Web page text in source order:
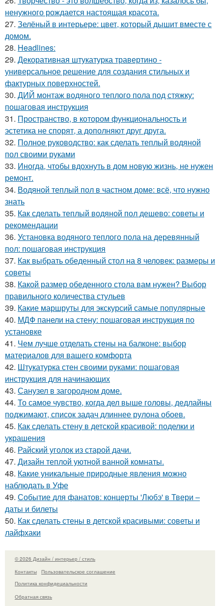
ненужного рождается настоящая красота.
27. Зелёный в интерьере: цвет, который дышит вместе с
домом.
28. Headlines:
29. Декоративная штукатурка травертино -
универсальное решение для создания стильных и
фактурных поверхностей.
30. ДИЙ монтаж водяного теплого пола под стяжку:
пошаговая инструкция
31. Пространство, в котором функциональность и
эстетика не спорят, а дополняют друг друга.
32. Полное руководство: как сделать теплый водяной
пол своими руками
33. Иногда, чтобы вдохнуть в дом новую жизнь, не нужен
ремонт.
34. Водяной теплый пол в частном доме: всё, что нужно
знать
35. Как сделать теплый водяной пол дешево: советы и
рекомендации
36. Установка водяного теплого пола на деревянный
пол: пошаговая инструкция
37. Как выбрать обеденный стол на 8 человек: размеры и
советы
38. Какой размер обеденного стола вам нужен? Выбор
правильного количества стульев
39. Какие маршруты для экскурсий самые популярные
40. МДФ панели на стену: пошаговая инструкция по
установке
41. Чем лучше отделать стены на балконе: выбор
материалов для вашего комфорта
42. Штукатурка стен своими руками: пошаговая
инструкция для начинающих
43. Санузел в загородном доме.
44. То самое чувство, когда дел выше головы, дедлайны
поджимают, список задач длиннее рулона обоев.
45. Как сделать стену в детской красивой: поделки и
украшения
46. Райский уголок из старой дачи.
47. Дизайн теплой уютной ванной комнаты.
48. Какие уникальные природные явления можно
наблюдать в Уфе
49. Событие для фанатов: концерты 'Любэ' в Твери –
даты и билеты
50. Как сделать стены в детской красивыми: советы и
лайфхаки
© 2026 Дизайн / интерьер / стиль
Контакты
Пользовательское соглашение
Политика конфидециальности
Обратная связь